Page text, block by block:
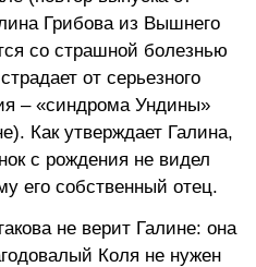
Грибова из Вышнего
со страшной болезнью
от серьезного
– «синдрома Ундины»
Как утверждает Галина,
с рождения не видел
его собственный отец.
не верит Галине: она
Коля не нужен